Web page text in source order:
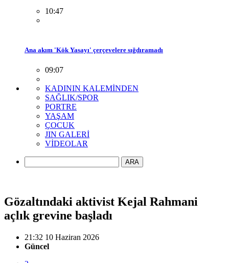
10:47
Ana akım 'Kök Yasayı' çerçevelere sığdıramadı
09:07
KADININ KALEMİNDEN
SAĞLIK/SPOR
PORTRE
YAŞAM
ÇOCUK
JIN GALERİ
VİDEOLAR
ARA
Gözaltındaki aktivist Kejal Rahmani
açlık grevine başladı
21:32 10 Haziran 2026
Güncel